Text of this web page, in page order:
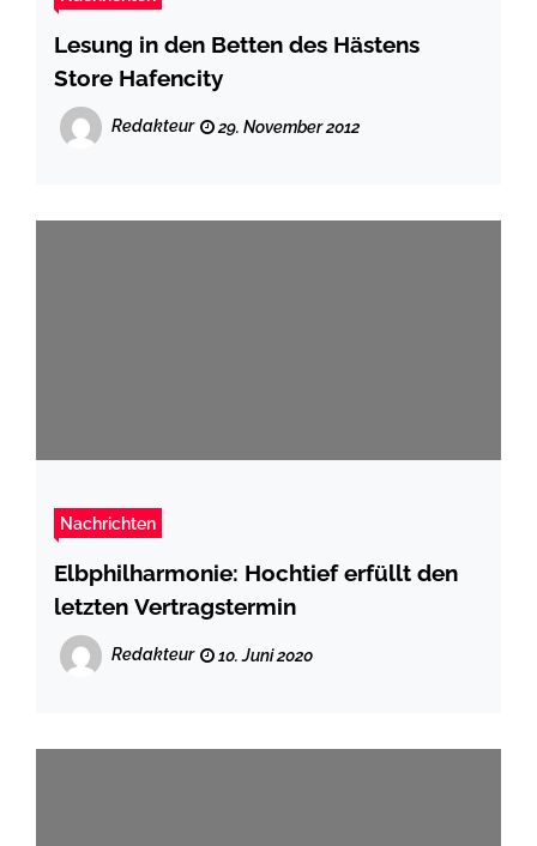
Lesung in den Betten des Hästens
Store Hafencity
Redakteur 29. November 2012
Nachrichten
Elbphilharmonie: Hochtief erfüllt den
letzten Vertragstermin
Redakteur 10. Juni 2020